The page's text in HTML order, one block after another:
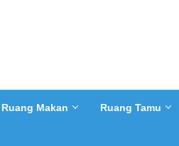
Ruang Makan Ruang Tamu